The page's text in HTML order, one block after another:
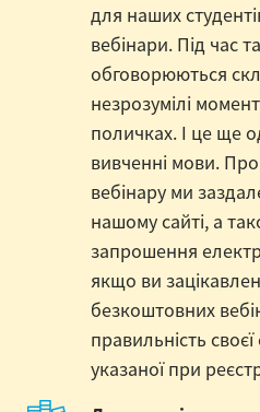
для наших
вебінари. Під час
обговорюються
незрозумілі
поличках. І це ще
вивченні мови. Про
вебінару ми
нашому сайті, а
запрошення
якщо ви
безкоштовних
правильність
указаної при